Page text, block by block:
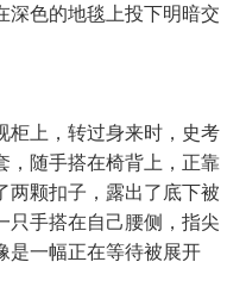
深色的地毯上投下明暗交
柜上，转过身来时，史考
，随手搭在椅背上，正靠
两颗扣子，露出了底下被
只手搭在自己腰侧，指尖
是一幅正在等待被展开